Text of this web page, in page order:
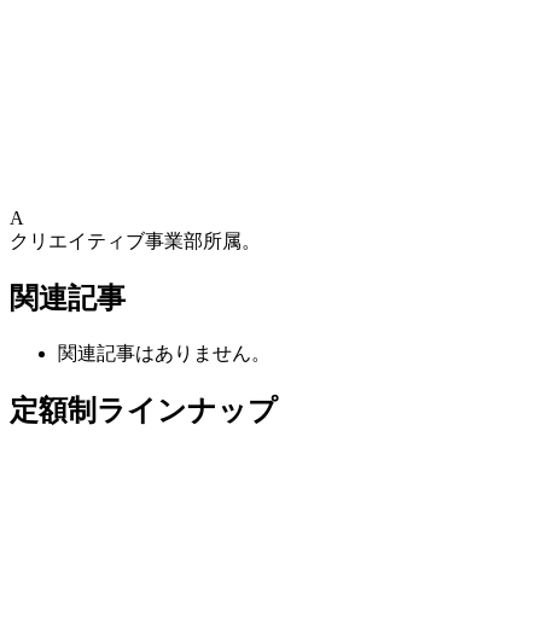
A
クリエイティブ事業部所属。
関連記事
関連記事はありません。
定額制ラインナップ